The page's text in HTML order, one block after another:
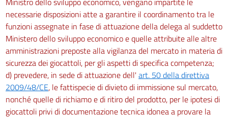
necessarie disposizioni atte a garantire il coordinamento tra le
funzioni assegnate in fase di attuazione della delega al suddetto
Ministero dello sviluppo economico e quelle attribuite alle altre
amministrazioni preposte alla vigilanza del mercato in materia di
sicurezza dei giocattoli, per gli aspetti di specifica competenza;
d) prevedere, in sede di attuazione dell' art. 50 della direttiva
2009/48/CE, le fattispecie di divieto di immissione sul mercato,
nonché quelle di richiamo e di ritiro del prodotto, per le ipotesi di
giocattoli privi di documentazione tecnica idonea a provare la